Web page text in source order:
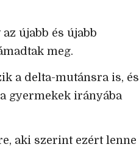
újabb és újabb
meg.
a delta-mutánsra is, és
gyermekek irányába
aki szerint ezért lenne